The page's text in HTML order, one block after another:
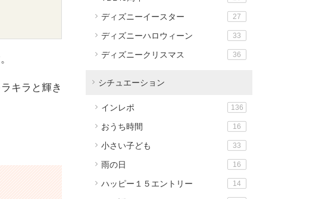
キラと輝き
ディズニーイースター 27
ディズニーハロウィーン 33
ディズニークリスマス 36
シチュエーション
インレポ 136
おうち時間 16
小さい子ども 33
雨の日 16
ハッピー１５エントリー 14